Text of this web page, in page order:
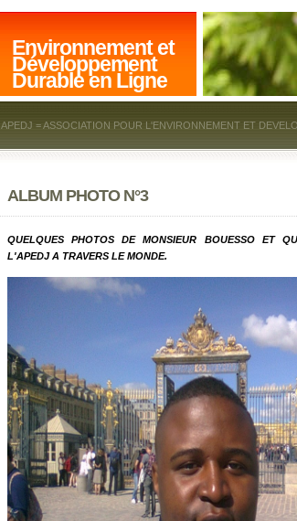
Environnement et
Développement
Durable en Ligne
APEDJ = ASSOCIATION POUR L'ENVIRONNEMENT ET
ALBUM PHOTO N°3
QUELQUES PHOTOS DE MONSIEUR BOUESSO ET
L'APEDJ A TRAVERS LE MONDE.